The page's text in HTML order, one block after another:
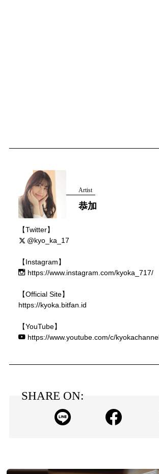
Artist
恭加
【Twitter】
@kyo_ka_17
【Instagram】
https://www.instagram.com/kyoka_717/
【Official Site】
https://kyoka.bitfan.id
【YouTube】
https://www.youtube.com/c/kyokachannel
SHARE ON: